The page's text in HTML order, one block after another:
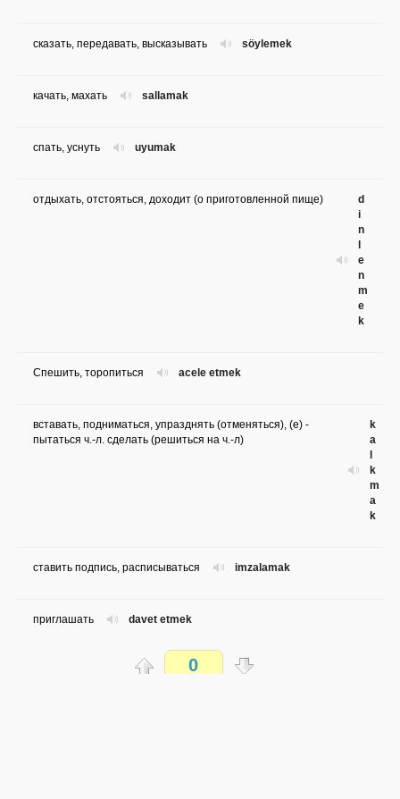
söylemek
сказать, передавать, высказывать
sallamak
качать, махать
uyumak
спать, уснуть
d
i
n
e
n
m
e
k
отдыхать, отстояться, доходит (о приготовленной пище)
acele etmek
Спешить, торопиться
k
a
k
m
a
k
вставать, подниматься, упразднять (отменяться), (e) -
пытаться ч.-л. сделать (решиться на ч.-л)
imzalamak
ставить подпись, расписываться
davet etmek
приглашать
tanıştırmak 0